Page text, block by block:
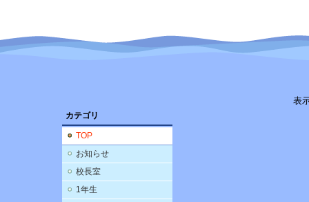
カテゴリ
TOP
お知らせ
校長室
1年生
表